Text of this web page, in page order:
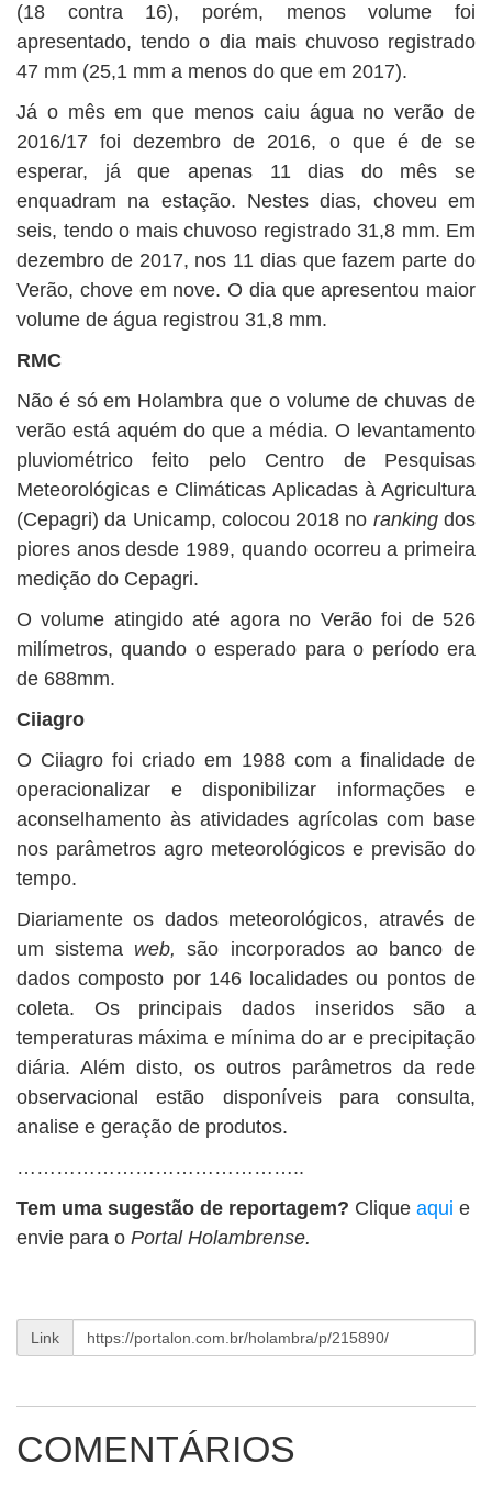
(18 contra 16), porém, menos volume foi
apresentado, tendo o dia mais chuvoso registrado
47 mm (25,1 mm a menos do que em 2017).
Já o mês em que menos caiu água no verão de
2016/17 foi dezembro de 2016, o que é de se
esperar, já que apenas 11 dias do mês se
enquadram na estação. Nestes dias, choveu em
seis, tendo o mais chuvoso registrado 31,8 mm. Em
dezembro de 2017, nos 11 dias que fazem parte do
Verão, chove em nove. O dia que apresentou maior
volume de água registrou 31,8 mm.
RMC
Não é só em Holambra que o volume de chuvas de
verão está aquém do que a média. O levantamento
pluviométrico feito pelo Centro de Pesquisas
Meteorológicas e Climáticas Aplicadas à Agricultura
(Cepagri) da Unicamp, colocou 2018 no rankingdos
piores anos desde 1989, quando ocorreu a primeira
medição do Cepagri.
O volume atingido até agora no Verão foi de 526
milímetros, quando o esperado para o período era
de 688mm.
Ciiagro
O Ciiagro foi criado em 1988 com a finalidade de
operacionalizar e disponibilizar informações e
aconselhamento às atividades agrícolas com base
nos parâmetros agro meteorológicos e previsão do
tempo.
Diariamente os dados meteorológicos, através de
um sistema web, são incorporados ao banco de
dados composto por 146 localidades ou pontos de
coleta. Os principais dados inseridos são a
temperaturas máxima e mínima do ar e precipitação
diária. Além disto, os outros parâmetros da rede
observacional estão disponíveis para consulta,
analise e geração de produtos.
……………………………………..
Tem uma sugestão de reportagem? Clique aqui e
envie para o Portal Holambrense.
Link
COMENTÁRIOS